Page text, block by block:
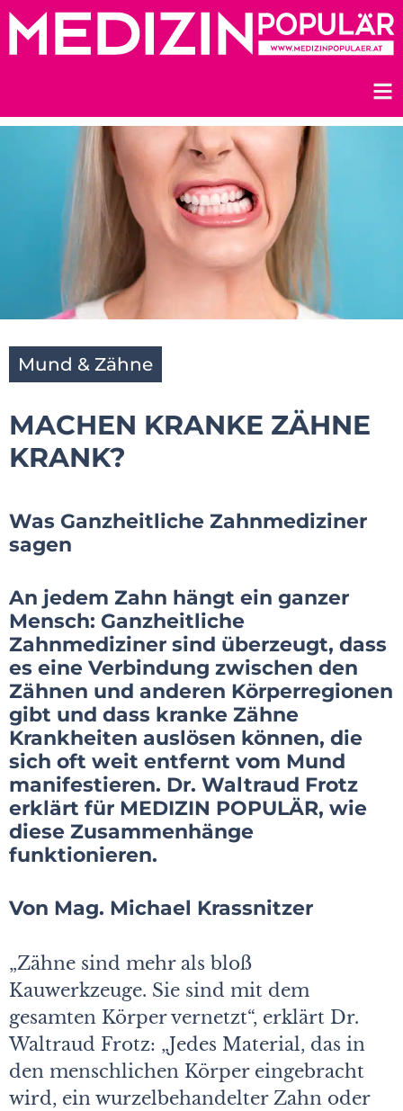
Zum
Inhalt
Mund & Zähne
MACHEN KRANKE ZÄHNE
KRANK?
Was Ganzheitliche Zahnmediziner
sagen
An jedem Zahn hängt ein ganzer
Mensch: Ganzheitliche
Zahnmediziner sind überzeugt, dass
es eine Verbindung zwischen den
Zähnen und anderen Körperregionen
gibt und dass kranke Zähne
Krankheiten auslösen können, die
sich oft weit entfernt vom Mund
manifestieren. Dr. Waltraud Frotz
erklärt für MEDIZIN POPULÄR, wie
diese Zusammenhänge
funktionieren.
Von Mag. Michael Krassnitzer
„Zähne sind mehr als bloß
Kauwerkzeuge. Sie sind mit dem
gesamten Körper vernetzt“, erklärt Dr.
Waltraud Frotz: „Jedes Material, das in
den menschlichen Körper eingebracht
wird, ein wurzelbehandelter Zahn oder